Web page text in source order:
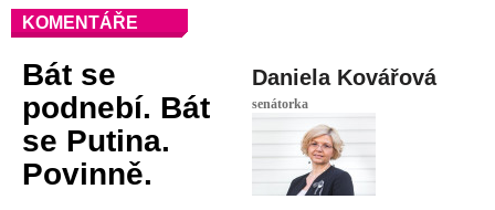
KOMENTÁŘE
Daniela Kovářová
senátorka
Bát se
podnebí. Bát
se Putina.
Povinně.